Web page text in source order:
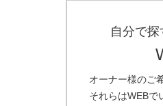
自分で
オーナー様のご
それらはWEBで